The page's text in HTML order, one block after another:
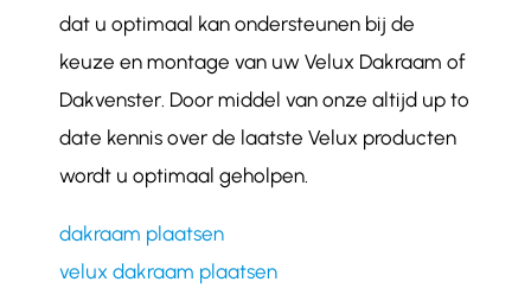
dat u optimaal kan ondersteunen bij de
keuze en montage van uw Velux Dakraam of
Dakvenster. Door middel van onze altijd up to
date kennis over de laatste Velux producten
wordt u optimaal geholpen.
dakraam plaatsen
velux dakraam plaatsen